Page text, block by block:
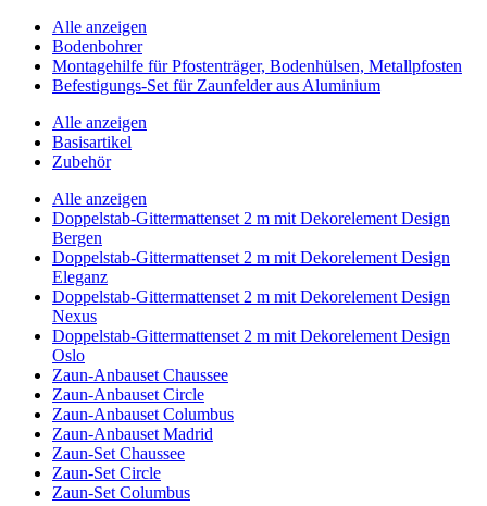
Alle anzeigen
Bodenbohrer
Montagehilfe für Pfostenträger, Bodenhülsen, Metallpfosten
Befestigungs-Set für Zaunfelder aus Aluminium
Alle anzeigen
Basisartikel
Zubehör
Alle anzeigen
Doppelstab-Gittermattenset 2 m mit Dekorelement Design
Bergen
Doppelstab-Gittermattenset 2 m mit Dekorelement Design
Eleganz
Doppelstab-Gittermattenset 2 m mit Dekorelement Design
Nexus
Doppelstab-Gittermattenset 2 m mit Dekorelement Design
Oslo
Zaun-Anbauset Chaussee
Zaun-Anbauset Circle
Zaun-Anbauset Columbus
Zaun-Anbauset Madrid
Zaun-Set Chaussee
Zaun-Set Circle
Zaun-Set Columbus